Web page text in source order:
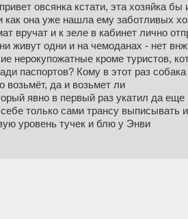
овсянка кстати, эта хозяйка
она уже нашла ему заботливых
вручат и к зеле в кабинет лично
живут одни и на чемоданах - нет
нерокупожатные кроме туристов,
паспортов? Кому в этот раз
возьмёт, да и возьмет ли
явно в первый раз укатил да
только сами трансу выписывать
уровень тучек и блю у Энви